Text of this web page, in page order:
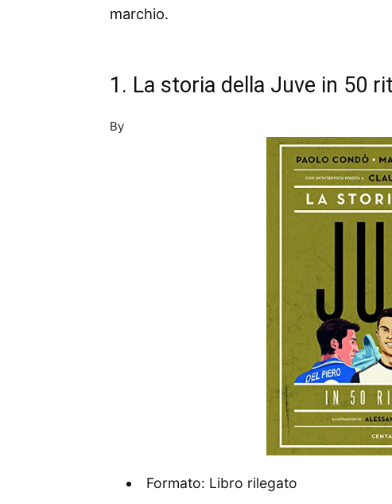
marchio.
1. La storia della Juve in 50
By
Formato: Libro rilegato